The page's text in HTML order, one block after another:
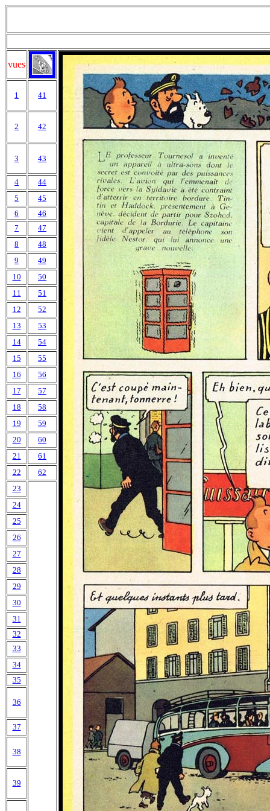
vues
1 41
2 42
3 43
4
44
5
45
6
46
7
47
8
48
9
49
10
50
11
51
12
52
13
53
14
54
15
55
16
56
17
57
18
58
19
59
20
60
21
61
22
62
23
24
25
26
27
28
29
30
31
32
33
34
35
36
37
38
39